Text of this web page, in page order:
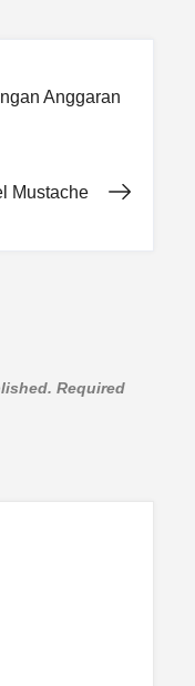
Anggaran
Mustache
Required